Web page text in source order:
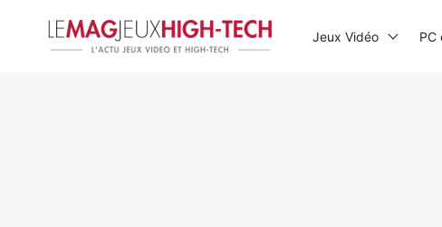
Jeux Vidéo PC